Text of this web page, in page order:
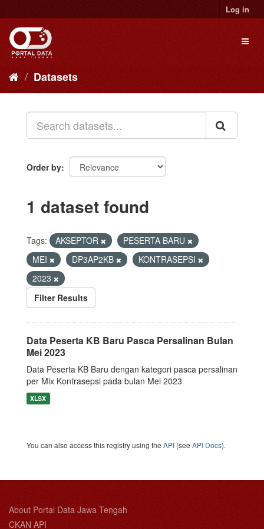
to
content
Log in
Datasets
Order by
1 dataset found
Tags: AKSEPTOR
PESERTA BARU
MEI
DP3AP2KB
KONTRASEPSI
2023
Filter Results
Data Peserta KB Baru Pasca Persalinan Bulan
Mei 2023
Data Peserta KB Baru dengan kategori pasca persalinan
per Mix Kontrasepsi pada bulan Mei 2023
XLSX
You can also access this registry using the API (see API Docs).
About Portal Data Jawa Tengah
CKAN API